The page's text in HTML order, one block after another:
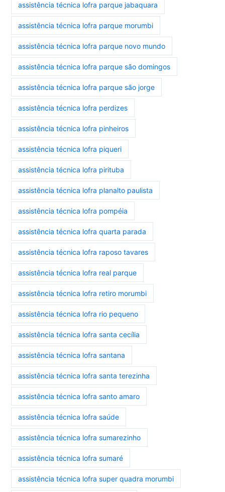
assistência técnica lofra parque jabaquara
assistência técnica lofra parque morumbi
assistência técnica lofra parque novo mundo
assistência técnica lofra parque são domingos
assistência técnica lofra parque são jorge
assistência técnica lofra perdizes
assistência técnica lofra pinheiros
assistência técnica lofra piqueri
assistência técnica lofra pirituba
assistência técnica lofra planalto paulista
assistência técnica lofra pompéia
assistência técnica lofra quarta parada
assistência técnica lofra raposo tavares
assistência técnica lofra real parque
assistência técnica lofra retiro morumbi
assistência técnica lofra rio pequeno
assistência técnica lofra santa cecília
assistência técnica lofra santana
assistência técnica lofra santa terezinha
assistência técnica lofra santo amaro
assistência técnica lofra saúde
assistência técnica lofra sumarezinho
assistência técnica lofra sumaré
assistência técnica lofra super quadra morumbi